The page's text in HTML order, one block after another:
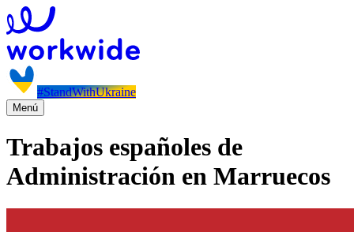
#StandWithUkraine
Menú
Trabajos españoles de
Administración en Marruecos